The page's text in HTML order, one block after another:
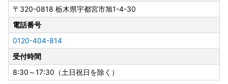
〒320-0818 栃木県宇都宮市旭1-4-30
電話番号
0120-404-814
受付時間
8:30～17:30（土日祝日を除く）